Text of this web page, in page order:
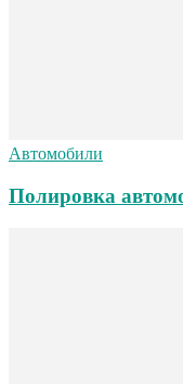
Автомобили
Полировка